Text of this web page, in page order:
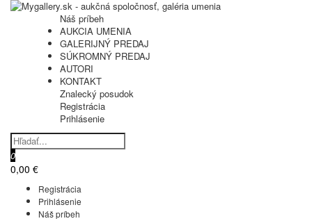
Náš príbeh
AUKCIA UMENIA
GALERIJNÝ PREDAJ
SÚKROMNÝ PREDAJ
AUTORI
KONTAKT
Znalecký posudok
Registrácia
Prihlásenie
0
0,00 €
Registrácia
Prihlásenie
Náš príbeh